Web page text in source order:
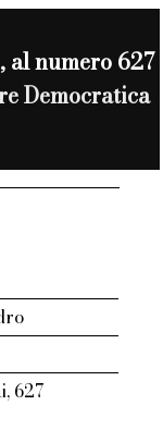
al numero 627
Democratica
627